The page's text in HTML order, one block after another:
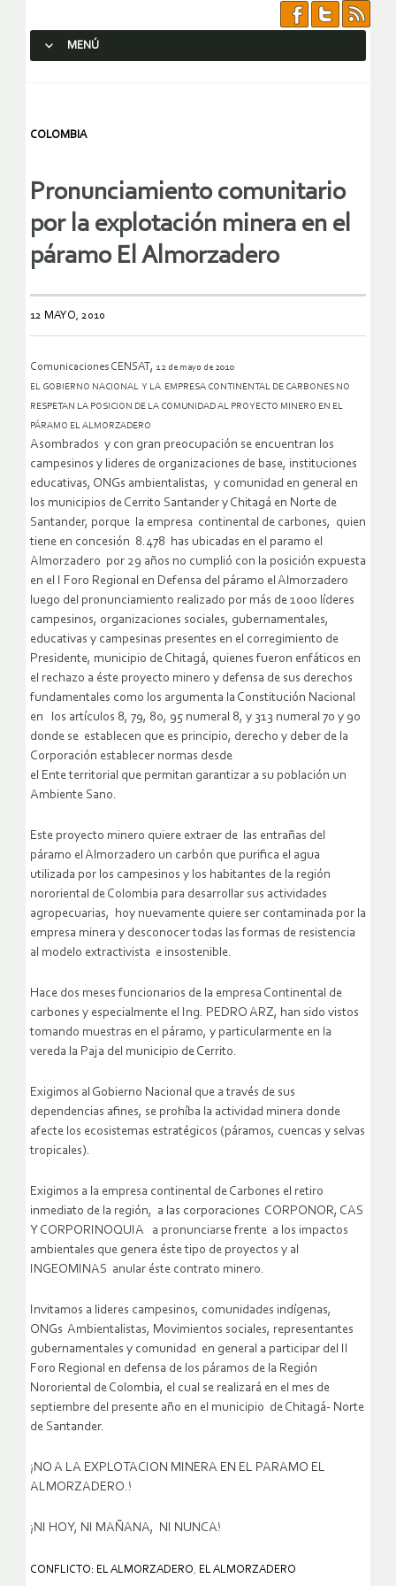
MENÚ
COLOMBIA
Pronunciamiento comunitario
por la explotación minera en el
páramo El Almorzadero
12 MAYO, 2010
Comunicaciones CENSAT , 12 de mayo de 2010
EL GOBIERNO NACIONAL Y LA EMPRESA CONTINENTAL DE CARBONES NO
RESPETAN LA POSICION DE LA COMUNIDAD AL PROYECTO MINERO EN EL
PÁRAMO EL ALMORZADERO
Asombrados y con gran preocupación se encuentran los
campesinos y lideres de organizaciones de base, instituciones
educativas, ONGs ambientalistas, y comunidad en general en
los municipios de Cerrito Santander y Chitagá en Norte de
Santander, porque la empresa continental de carbones, quien
tiene en concesión 8.478 has ubicadas en el paramo el
Almorzadero por 29 años no cumplió con la posición expuesta
en el I Foro Regional en Defensa del páramo el Almorzadero
luego del pronunciamiento realizado por más de 1000 líderes
campesinos, organizaciones sociales, gubernamentales,
educativas y campesinas presentes en el corregimiento de
Presidente, municipio de Chitagá, quienes fueron enfáticos en
el rechazo a éste proyecto minero y defensa de sus derechos
fundamentales como los argumenta la Constitución Nacional
en los artículos 8, 79, 80, 95 numeral 8, y 313 numeral 7o y 9o
donde se establecen que es principio, derecho y deber de la
Corporación establecer normas desde
el Ente territorial que permitan garantizar a su población un
Ambiente Sano.
Este proyecto minero quiere extraer de las entrañas del
páramo el Almorzadero un carbón que purifica el agua
utilizada por los campesinos y los habitantes de la región
nororiental de Colombia para desarrollar sus actividades
agropecuarias, hoy nuevamente quiere ser contaminada por la
empresa minera y desconocer todas las formas de resistencia
al modelo extractivista e insostenible.
Hace dos meses funcionarios de la empresa Continental de
carbones y especialmente el Ing. PEDRO ARZ, han sido vistos
tomando muestras en el páramo, y particularmente en la
vereda la Paja del municipio de Cerrito.
Exigimos al Gobierno Nacional que a través de sus
dependencias afines, se prohíba la actividad minera donde
afecte los ecosistemas estratégicos (páramos, cuencas y selvas
tropicales).
Exigimos a la empresa continental de Carbones el retiro
inmediato de la región, a las corporaciones CORPONOR, CAS
Y CORPORINOQUIA a pronunciarse frente a los impactos
ambientales que genera éste tipo de proyectos y al
INGEOMINAS anular éste contrato minero.
Invitamos a lideres campesinos, comunidades indígenas,
ONGs Ambientalistas, Movimientos sociales, representantes
gubernamentales y comunidad en general a participar del II
Foro Regional en defensa de los páramos de la Región
Nororiental de Colombia, el cual se realizará en el mes de
septiembre del presente año en el municipio de Chitagá- Norte
de Santander.
¡NO A LA EXPLOTACION MINERA EN EL PARAMO EL
ALMORZADERO.!
¡NI HOY, NI MAÑANA, NI NUNCA!
CONFLICTO: EL ALMORZADERO, EL ALMORZADERO